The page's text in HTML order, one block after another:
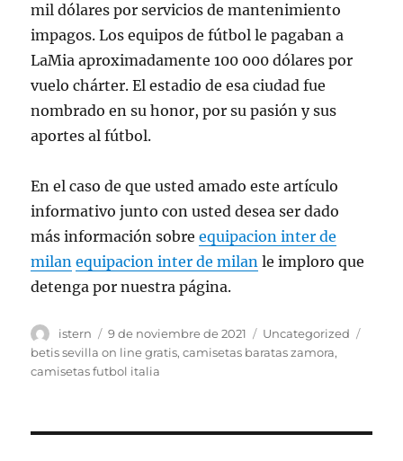
mil dólares por servicios de mantenimiento
impagos. Los equipos de fútbol le pagaban a
LaMia aproximadamente 100 000 dólares por
vuelo chárter. El estadio de esa ciudad fue
nombrado en su honor, por su pasión y sus
aportes al fútbol.
En el caso de que usted amado este artículo
informativo junto con usted desea ser dado
más información sobreequipacion inter de
milan equipacion inter de milan le imploro que
detenga por nuestra página.
Autor
istern
Publicado
el
9 de noviembre de 2021 Categorías
Uncategorized
betis sevilla on line gratis,camisetas baratas zamora,
camisetas futbol italia